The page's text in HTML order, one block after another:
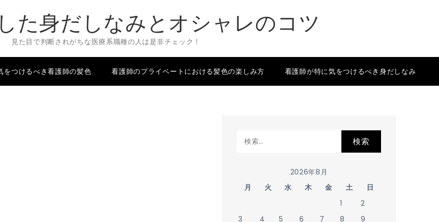
た身だしなみとオシャレのコツ
見た目で判断されがちな医療系職種の人は是非チェック！
をつけるべき看護師の髪色 看護師のプライベートにおける髪色の楽しみ方 看護師が特に気をつけるべき身だしなみ
2026年8月
月
火 水 木 金 土
日
1
2
3
4 5 6 7 8
9